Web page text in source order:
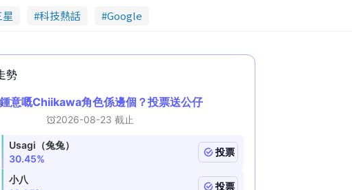
星 科技熱話 Google